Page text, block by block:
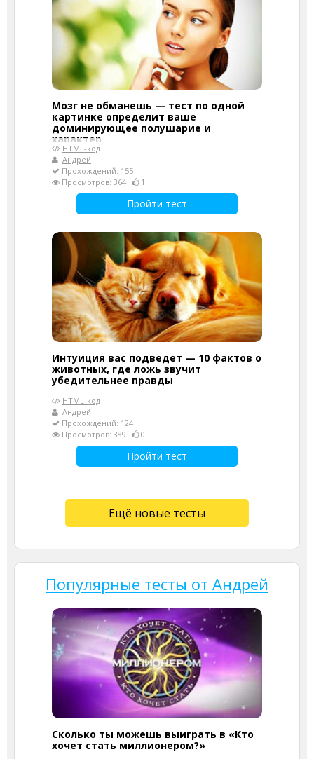
Мозг не обманешь — тест по одной
картинке определит ваше
доминирующее полушарие и
характер
HTML-код
Андрей
Прохождений: 155
Просмотров: 364
1
Пройти тест
Интуиция вас подведет — 10 фактов о
животных, где ложь звучит
убедительнее правды
HTML-код
Андрей
Прохождений: 124
Просмотров: 389
0
Пройти тест
Ещё новые тесты
Популярные тесты от Андрей
Сколько ты можешь выиграть в «Кто
хочет стать миллионером?»